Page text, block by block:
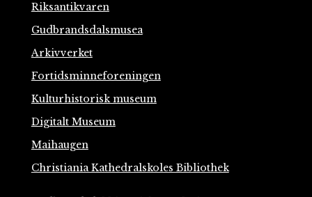
Riksantikvaren
Gudbrandsdalsmusea
Arkivverket
Fortidsminneforeningen
Kulturhistorisk museum
Digitalt Museum
Maihaugen
Christiania Kathedralskoles Bibliothek